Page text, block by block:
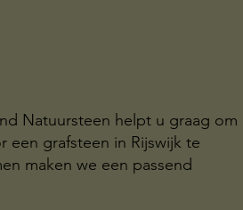
Natuursteen helpt u graag om
een grafsteen in Rijswijk te
maken we een passend